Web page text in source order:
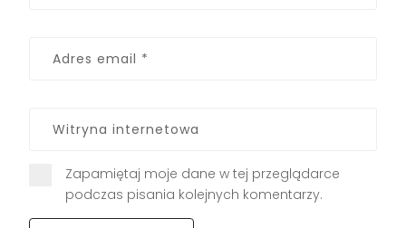
Zapamiętaj moje dane w tej przeglądarce
podczas pisania kolejnych komentarzy.